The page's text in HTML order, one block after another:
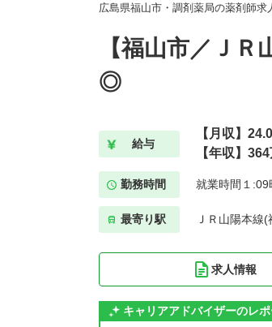
広島県福山市・調剤薬局の薬剤師求
【福山市／Ｊ
◎
給与
【月収】
【年収】
勤務時間 就業時間１:09
最寄り駅 ＪＲ山陽本線
求人情報
キャリアアドバイザーのレポ